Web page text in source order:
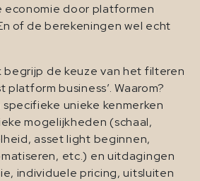
economie door platformen
of de berekeningen wel echt
begrijp de keuze van het filteren
platform business’. Waarom?
unieke kenmerken
mogelijkheden (schaal,
asset light beginnen,
etc.) en uitdagingen
individuele pricing, uitsluiten